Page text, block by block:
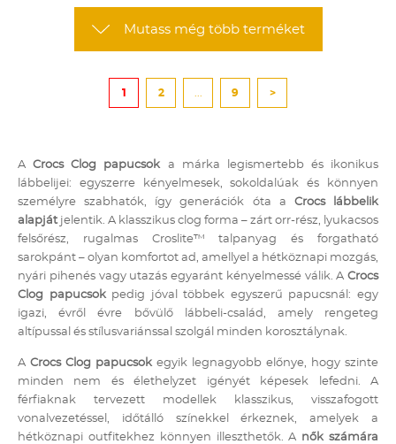
Mutass még több terméket
1 2 9 >
ACrocs Clog papucsoka márka legismertebb és ikonikus
lábbelijei: egyszerre kényelmesek, sokoldalúak és könnyen
személyre szabhatók, így generációk óta a Crocs lábbelik
alapjátjelentik. A klasszikus clog forma – zárt orr-rész, lyukacsos
felsőrész, rugalmas Croslite™ talpanyag és forgatható
sarokpánt – olyan komfortot ad, amellyel a hétköznapi mozgás,
nyári pihenés vagy utazás egyaránt kényelmessé válik. A Crocs
Clog papucsokpedig jóval többek egyszerű papucsnál: egy
igazi, évről évre bővülő lábbeli-család, amely rengeteg
altípussal és stílusvariánssal szolgál minden korosztálynak.
A Crocs Clog papucsokegyik legnagyobb előnye, hogy szinte
minden nem és élethelyzet igényét képesek lefedni. A
férfiaknak tervezett modellek klasszikus, visszafogott
vonalvezetéssel, időtálló színekkel érkeznek, amelyek a
hétköznapi outfitekhez könnyen illeszthetők. A nők számára